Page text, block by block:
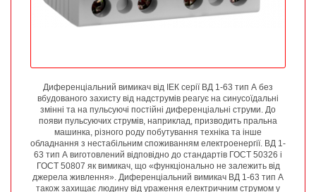
Диференціальний вимикач від ІЕК серії ВД 1-63 тип А без
вбудованого захисту від надструмів реагує на синусоїдальні
змінні та на пульсуючі постійні диференціальні струми. До
появи пульсуючих струмів, наприклад, призводить пральна
машинка, різного роду побутування техніка та інше
обладнання з нестабільним споживанням електроенергії. ВД 1-
63 тип А виготовлений відповідно до стандартів ГОСТ 50326 і
ГОСТ 50807 як вимикач, що «функціонально не залежить від
джерела живлення». Диференціальний вимикач ВД 1-63 тип А
також захищає людину від ураження електричним струмом у